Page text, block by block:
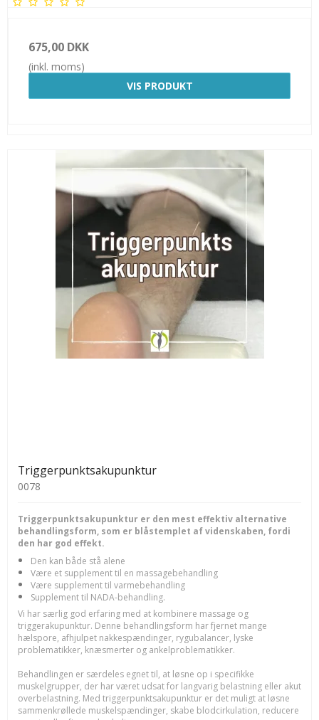
675,00 DKK
(inkl. moms)
VIS PRODUKT
Triggerpunktsakupunktur
0078
Triggerpunktsakupunktur er den mest effektiv alternative
behandlingsform, som er blåstemplet af videnskaben, fordi
den har god effekt.
Den kan både stå alene
Være et supplement til en massagebehandling
Være supplement til varmebehandling
Supplement til NADA-behandling.
Vi har særlig god erfaring med at kombinere massage og
triggerakupunktur. Denne behandlingsform har fjernet mange
hælspore, afhjulpet nakkespændinger, rygubalancer, lyske
problematikker, knæsmerter og ankelproblematikker.
Behandlingen er særdeles egnet til, at løsne op i specifikke
muskelgrupper, der har været udsat for langvarig belastning eller akut
overbelastning. Med triggerpunktsakupunktur er det muligt at løsne
sammenkrøllede muskelspændinger, skabe blodcirkulation, reducere